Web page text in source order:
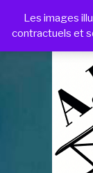
Les images
contractuels et